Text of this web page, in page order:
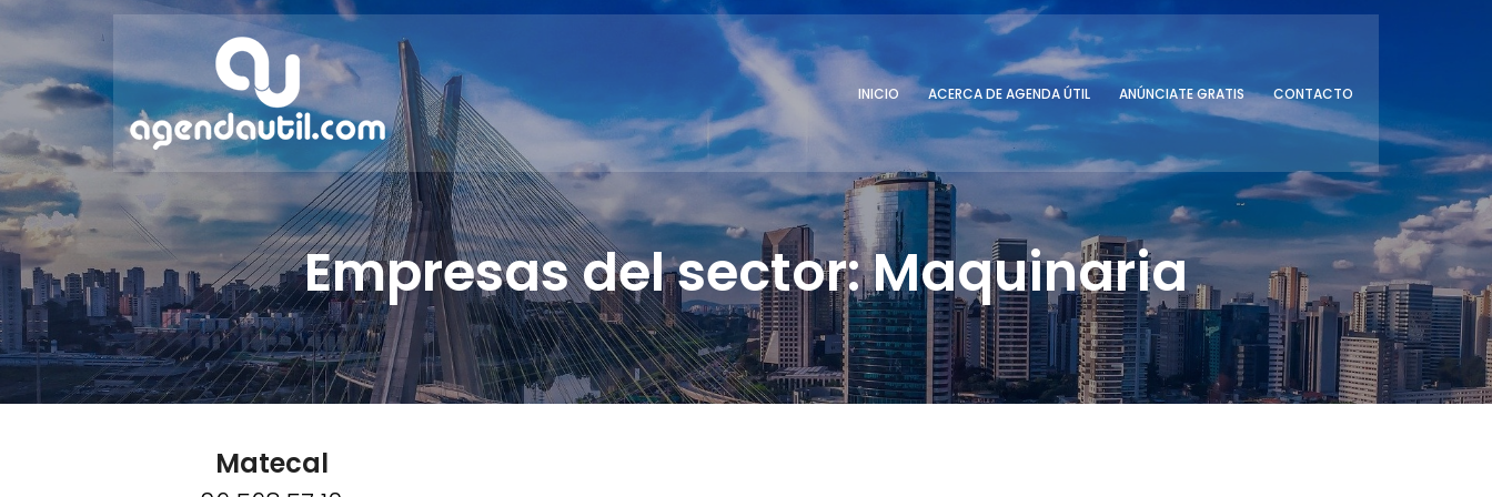
INICIO ACERCA DE AGENDA ÚTIL ANÚNCIATE GRATIS CONTACTO
Empresas del sector: Maquinaria
Matecal